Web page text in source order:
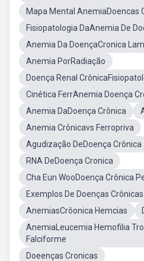
Mapa Mental AnemiaDoencas
Fisiopatologia DaAnemia De
Anemia Da DoençaCronica
Anemia PorRadiação
Doença Renal
Cinética FerrAnemia Doença
Anemia DaDoença Crônica
Anemia Crônicavs Ferropriva
Agudização DeDoença Crônica
RNA DeDoença Cronica
Cha Eun WooDoença Crônica
Exemplos De Doenças Crônicas
AnemiasCrôonica Hemcias
AnemiaLeucemia Hemofilia
Falciforme
Doeenças Cronicas